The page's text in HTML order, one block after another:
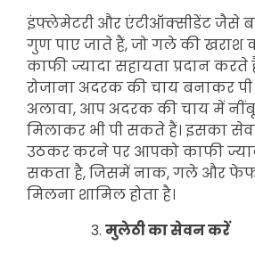
इंफ्लेमेटरी और एंटीऑक्सीडेंट जैसे
गुण पाए जाते हैं, जो गले की खराश
काफी ज्यादा सहायता प्रदान
रोजाना अदरक की चाय बनाकर
अलावा, आप अदरक की चाय में
मिलाकर भी पी सकते हैं। इसका
उठकर करने पर आपको काफी ज्यादा
सकता है, जिसमें नाक, गले और
मिलना शामिल होता है।
मुलेठी का सेवन करें